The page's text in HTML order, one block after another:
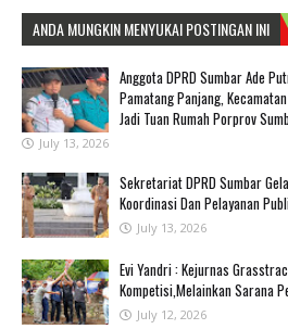
ANDA MUNGKIN MENYUKAI POSTINGAN INI
Anggota DPRD Sumbar Ade
Pamatang Panjang,
Jadi Tuan Rumah Porprov
July 13, 2026
Sekretariat DPRD Sumbar
Koordinasi Dan Pelayanan
July 13, 2026
Evi Yandri : Kejurnas
Kompetisi,Melainkan Sarana
July 12, 2026